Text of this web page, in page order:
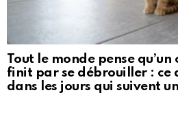
Tout le monde pense
finit par se débrouiller : ce
dans les jours qui suivent